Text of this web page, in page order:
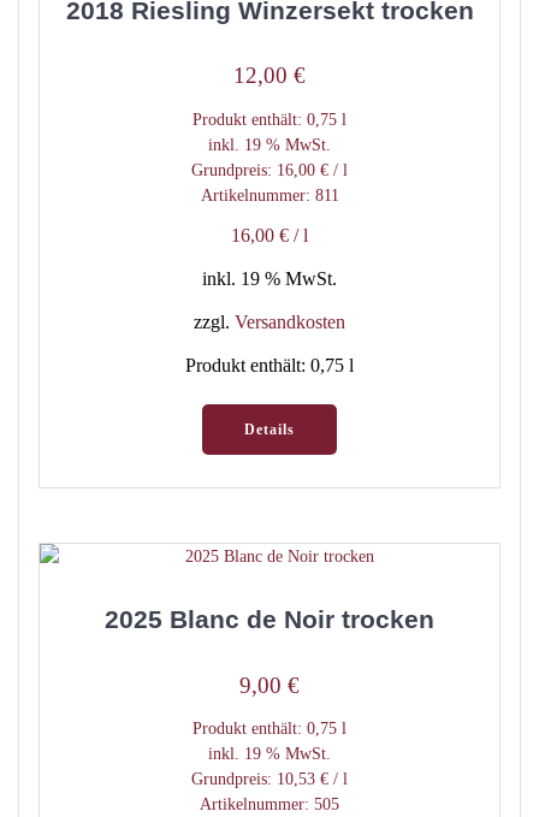
2018 Riesling Winzersekt trocken
12,00 €
Produkt enthält: 0,75 l
inkl. 19 % MwSt.
Grundpreis: 16,00 € / l
Artikelnummer: 811
16,00 € /l
inkl. 19 % MwSt.
zzgl. Versandkosten
Produkt enthält: 0,75 l
Details
2025 Blanc de Noir trocken
9,00 €
Produkt enthält: 0,75 l
inkl. 19 % MwSt.
Grundpreis: 10,53 € / l
Artikelnummer: 505